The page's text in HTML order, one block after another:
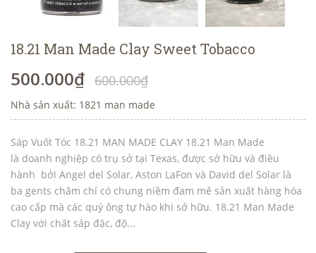
18.21 Man Made Clay Sweet Tobacco
500.000₫ 600.000₫
Nhà sản xuất: 1821 man made
Sáp Vuốt Tóc 18.21 MAN MADE CLAY 18.21 Man Made
là doanh nghiệp có trụ sở tại Texas, được sở hữu và điều
hành bởi Angel del Solar, Aston LaFon và David del Solar là
ba gents chăm chỉ có chung niềm đam mê sản xuất hàng hóa
cao cấp mà các quý ông tự hào khi sở hữu. 18.21 Man Made
Clay với chất sáp đặc, độ...